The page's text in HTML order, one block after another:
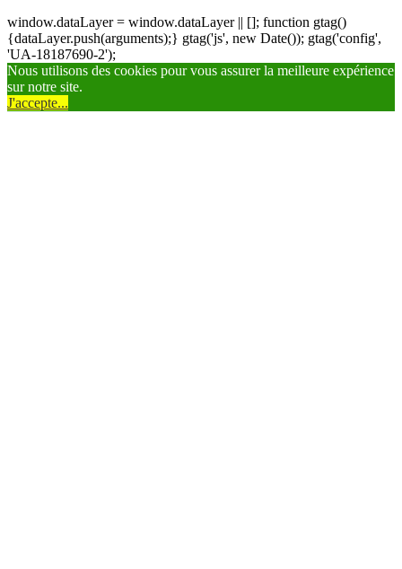
window.dataLayer = window.dataLayer || []; function gtag()
{dataLayer.push(arguments);} gtag('js', new Date()); gtag('config',
'UA-18187690-2');
Nous utilisons des cookies pour vous assurer la meilleure expérience
sur notre site.
J'accepte...